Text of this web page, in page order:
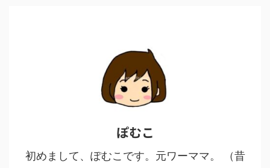
ぽむこ
初めまして、ぽむこです。元ワーママ。 （昔